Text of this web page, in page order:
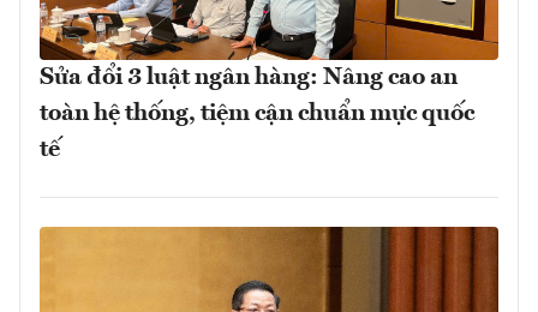
Sửa đổi 3 luật ngân hàng: Nâng cao an
toàn hệ thống, tiệm cận chuẩn mực quốc
tế